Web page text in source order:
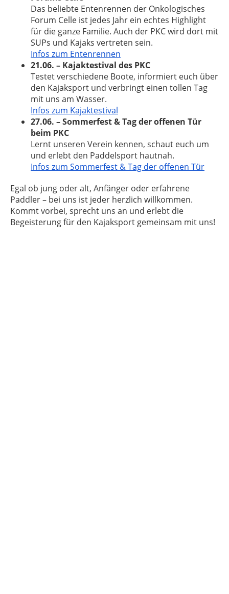
Das beliebte Entenrennen der Onkologisches
Forum Celle ist jedes Jahr ein echtes Highlight
für die ganze Familie. Auch der PKC wird dort mit
SUPs und Kajaks vertreten sein.
Infos zum Entenrennen
21.06. – Kajaktestival des PKC
Testet verschiedene Boote, informiert euch über
den Kajaksport und verbringt einen tollen Tag
mit uns am Wasser.
Infos zum Kajaktestival
27.06. – Sommerfest & Tag der offenen Tür
beim PKC
Lernt unseren Verein kennen, schaut euch um
und erlebt den Paddelsport hautnah.
Infos zum Sommerfest & Tag der offenen Tür
Egal ob jung oder alt, Anfänger oder erfahrene
Paddler – bei uns ist jeder herzlich willkommen.
Kommt vorbei, sprecht uns an und erlebt die
Begeisterung für den Kajaksport gemeinsam mit uns!